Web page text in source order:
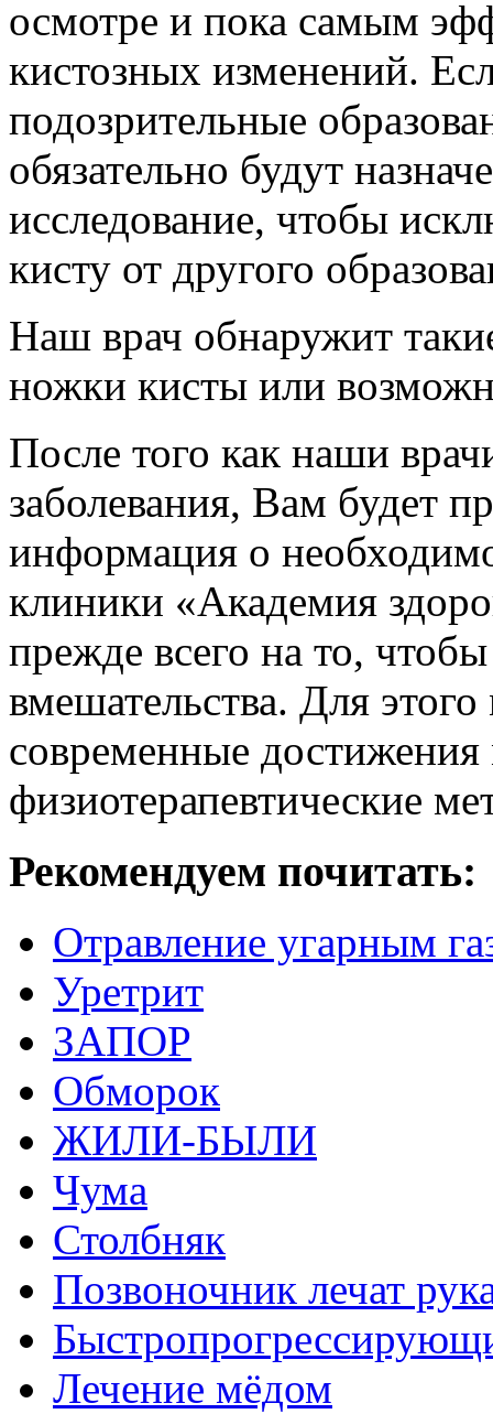
осмотре и пока самым
кистозных изменений.
подозрительные
обязательно будут
исследование, чтобы
кисту от другого
Наш врач обнаружит
ножки кисты или
После того как наши
заболевания, Вам будет
информация о
клиники «Академия
прежде всего на то,
вмешательства. Для
современные
физиотерапевтические
Рекомендуем почитать:
Отравление угарным
Уретрит
ЗАПОР
Обморок
ЖИЛИ-БЫЛИ
Чума
Столбняк
Позвоночник лечат
Лечение мёдом